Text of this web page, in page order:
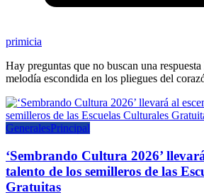
primicia
Hay preguntas que no buscan una
melodía escondida en los pliegues del
GeneralesPrincipal
‘Sembrando Cultura 2026’
talento de los semilleros de las
Gratuitas